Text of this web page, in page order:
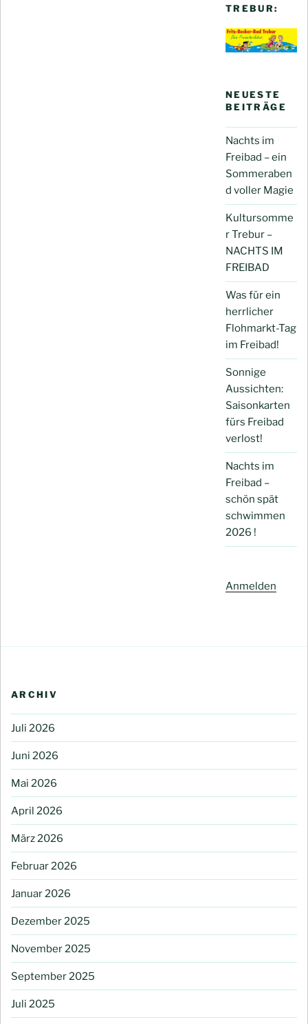
TREBUR:
NEUESTE
BEITRÄGE
Nachts im
Freibad – ein
Sommeraben
d voller Magie
Kultursomme
r Trebur –
NACHTS IM
FREIBAD
Was für ein
herrlicher
Flohmarkt-Tag
im Freibad!
Sonnige
Aussichten:
Saisonkarten
fürs Freibad
verlost!
Nachts im
Freibad –
schön spät
schwimmen
2026 !
Anmelden
ARCHIV
Juli 2026
Juni 2026
Mai 2026
April 2026
März 2026
Februar 2026
Januar 2026
Dezember 2025
November 2025
September 2025
Juli 2025